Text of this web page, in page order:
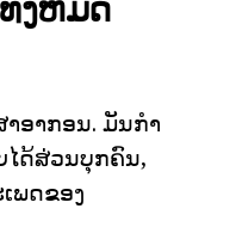
ງຫມົດ
ອາກອນ. ມັນກໍາ
ໄດ້ສ່ວນບຸກຄົນ,
ພດຂອງ